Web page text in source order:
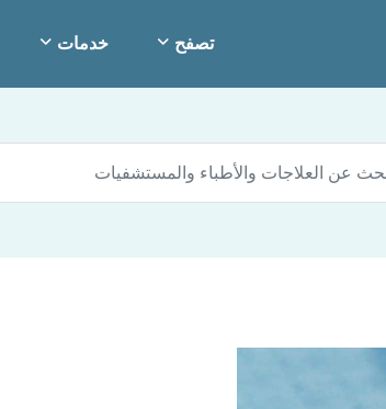
تصفح خدمات